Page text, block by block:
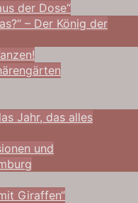
der Dose“
– Der König der
Jahr, das alles
und
Giraffen“